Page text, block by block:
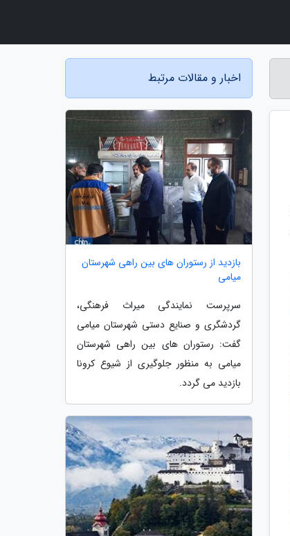
اخبار و مقالات مرتبط
بازدید از رستوران های بین راهی شهرستان
میامی
سرپرست نمایندگی میراث فرهنگی،
گردشگری و صنایع دستی شهرستان میامی
گفت: رستوران های بین راهی شهرستان
میامی به منظور جلوگیری از شیوع کرونا
بازدید می گردد.